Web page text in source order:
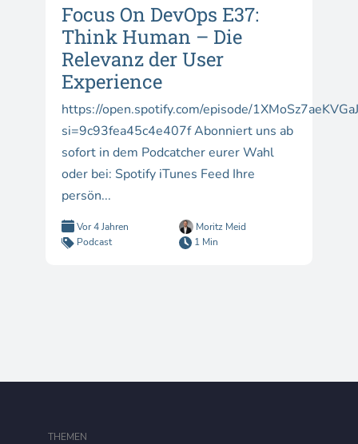
Focus On DevOps E37:
Think Human – Die
Relevanz der User
Experience
https://open.spotify.com/episode/
si=9c93fea45c4e407f Abonniert uns ab
sofort in dem Podcatcher eurer Wahl
oder bei: Spotify iTunes Feed Ihre
persön...
Vor 4 Jahren
Moritz Meid
Podcast
1 Min
THEMEN